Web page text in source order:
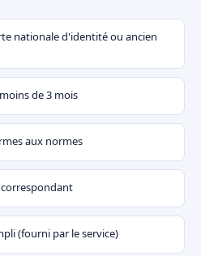
nationale d'identité ou ancien
de 3 mois
aux normes
(fourni par le service)